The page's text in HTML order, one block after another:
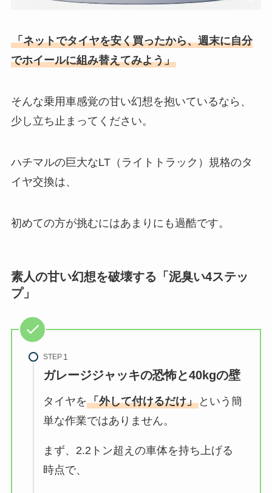
「ネットでタイヤを安く買ったから、週末に自分
でホイールに組み替えてみよう」
そんな乗用車感覚の甘い幻想を抱いているなら、
少し立ち止まってください。
ハチマルの巨大なLT（ライトトラック）規格のタ
イヤ交換は、
初めての方が挑むにはあまりにも過酷です。
素人の甘い幻想を破壊する「泥臭い4ステッ
プ」
STEP
ガレージジャッキの恐怖と40kgの壁
タイヤを「外して付けるだけ」という簡
単な作業ではありません。
まず、2.2トン超えの車体を持ち上げる
時点で、